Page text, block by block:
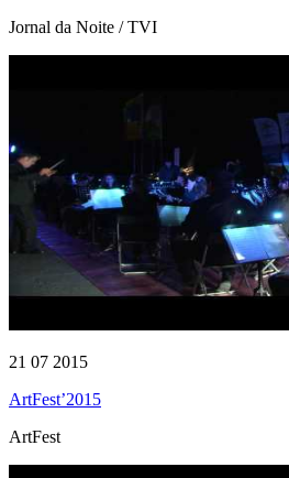
Jornal da Noite / TVI
21 07 2015
ArtFest’2015
ArtFest